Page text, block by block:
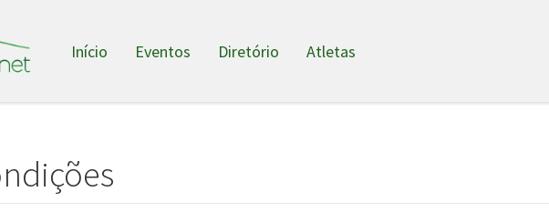
Início Eventos Diretório Atletas